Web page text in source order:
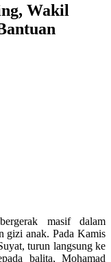
Wakil
masif dalam
gizi anak. Pada Kamis
turun langsung ke
balita, Mohamad